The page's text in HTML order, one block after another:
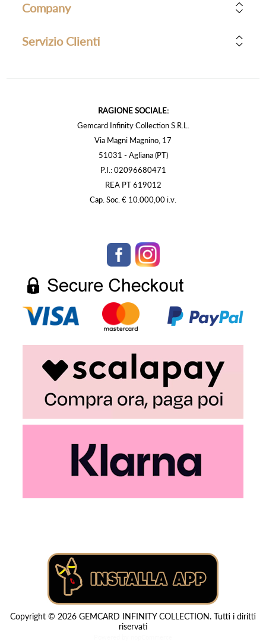
Company
Servizio Clienti
RAGIONE SOCIALE:
Gemcard Infinity Collection S.R.L.
Via Magni Magnino, 17
51031 - Agliana (PT)
P.I.: 02096680471
REA PT 619012
Cap. Soc. € 10.000,00 i.v.
Copyright © 2026 GEMCARD INFINITY COLLECTION. Tutti i diritti
riservati